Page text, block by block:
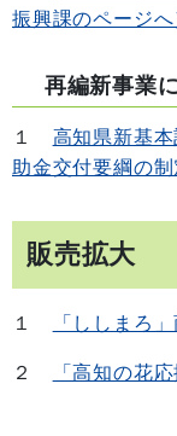
振興課のページへ
再編新事業
１ 高知県新基
助金交付要綱の
販売拡大
１ 「ししまろ
２ 「高知の花